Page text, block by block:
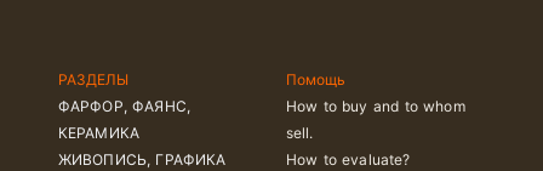
РАЗДЕЛЫ
ФАРФОР, ФАЯНС,
КЕРАМИКА
ЖИВОПИСЬ, ГРАФИКА
Помощь
How to buy and to whom
sell.
How to evaluate?